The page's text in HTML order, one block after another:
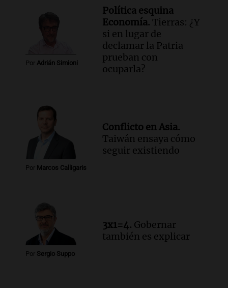
Por Adrián Simioni
Política esquina
Economía. Tierras: ¿Y
si en lugar de
declamar la Patria
prueban con
ocuparla?
Por Marcos Calligaris
Conflicto en Asia.
Taiwán ensaya cómo
seguir existiendo
Por Sergio Suppo
3x1=4. Gobernar
también es explicar